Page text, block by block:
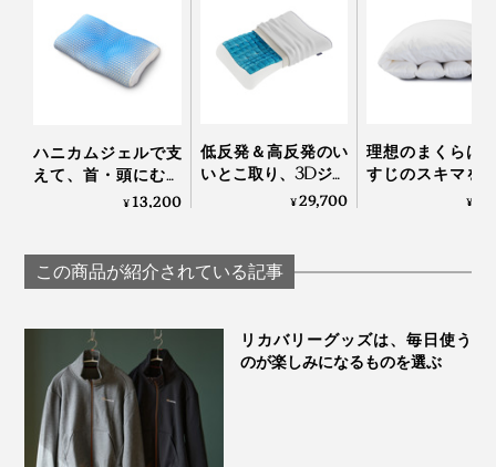
ハニカムジェルで支
えて、首・頭にむに
ゅフィットする「ひ
¥13,200
低反発＆高反発のい
いとこ取り、3Dジェ
ルキューブの「テク
¥29,700
理想のまくらは
すじのスキマを
てくれるもの -
¥
この商品が紹介されている記事
リカバリーグッズは、毎日使う
のが楽しみになるものを選ぶ